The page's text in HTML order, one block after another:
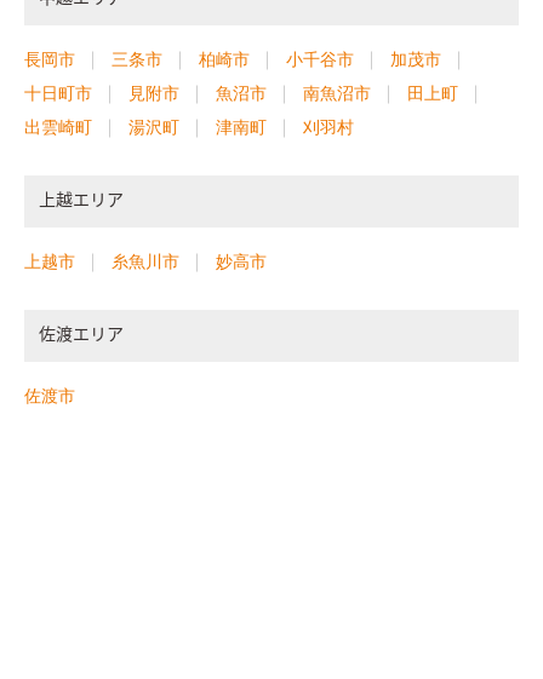
長岡市 三条市 柏崎市 小千谷市
加茂市
十日町市
見附市 魚沼市 南魚沼市
田上町
出雲崎町
湯沢町 津南町 刈羽村
上越エリア
上越市 糸魚川市 妙高市
佐渡エリア
佐渡市